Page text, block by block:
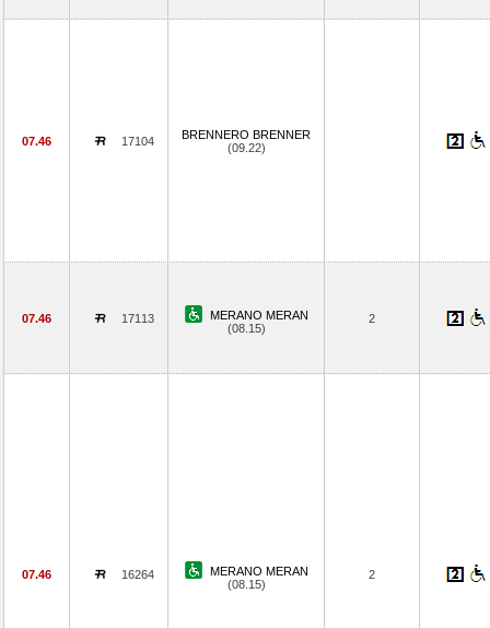
07.46 17104
BRENNERO BRENNER
(09.22)
07.46 17113
MERANO MERAN
(08.15)
2
07.46 16264
MERANO MERAN
(08.15)
2